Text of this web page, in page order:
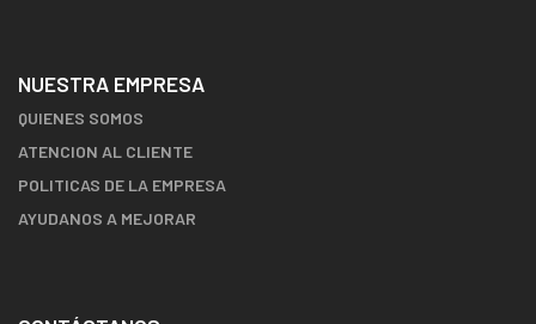
NUESTRA EMPRESA
QUIENES SOMOS
ATENCION AL CLIENTE
POLITICAS DE LA EMPRESA
AYUDANOS A MEJORAR